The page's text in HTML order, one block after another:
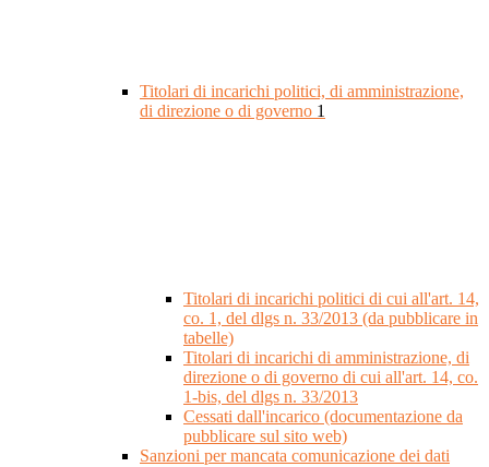
Titolari di incarichi politici, di amministrazione,
di direzione o di governo 1
Titolari di incarichi politici di cui all'art. 14,
co. 1, del dlgs n. 33/2013 (da pubblicare in
tabelle)
Titolari di incarichi di amministrazione, di
direzione o di governo di cui all'art. 14, co.
1-bis, del dlgs n. 33/2013
Cessati dall'incarico (documentazione da
pubblicare sul sito web)
Sanzioni per mancata comunicazione dei dati